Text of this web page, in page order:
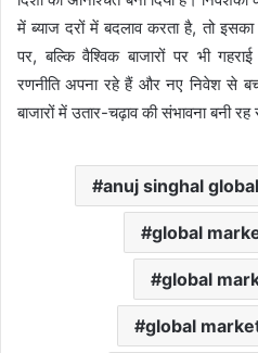
में ब्याज दरों में बदलाव करता है, तो
पर, बल्कि वैश्विक बाजारों पर भी
रणनीति अपना रहे हैं और नए निवेश से
बाजारों में उतार-चढ़ाव की संभावना बनी
anuj singhal
global
global
global